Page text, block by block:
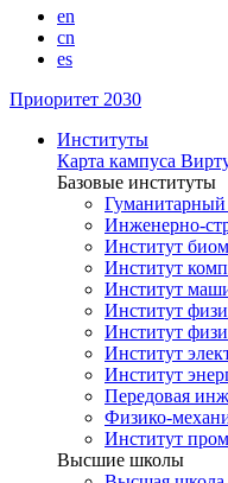
en
cn
es
Приоритет 2030
Институты
Карта кампуса
Базовые институты
Гуманитарный
Инженерно-
Институт
Институт
Институт
Институт
Институт
Институт
Институт
Передовая
Физико-
Институт
Высшие школы